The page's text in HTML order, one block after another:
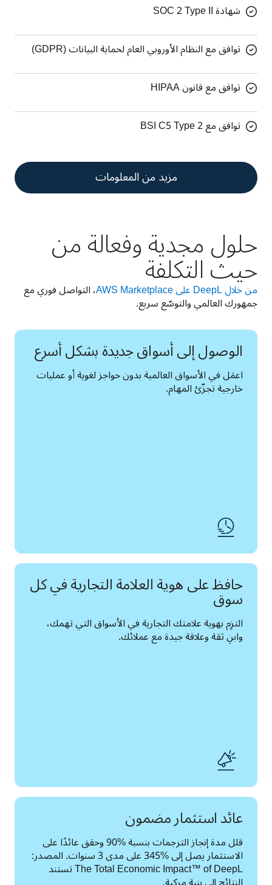
شهادة SOC 2 Type II
توافق مع النظام الأوروبي العام لحماية البيانات (GDPR)
توافق مع قانون HIPAA
توافق مع BSI C5 Type 2
مزيد من المعلومات
حلول مجدية وفعالة من
حيث التكلفة
من خلال DeepL على AWS Marketplace
جمهورك العالمي والتوسّع سريع.
الوصول إلى أسواق جديدة بشكل أسرع
خارجية تجزّئ المهام.
حافظ على هوية العلامة التجارية في كل
سوق
وابنِ ثقة وعلاقة جيدة مع عملائك.
عائد استثمار مضمون